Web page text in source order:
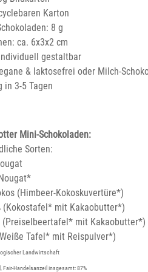
Karton
8 g
ca. 6x3x2 cm
gestaltbar
& laktosefrei oder Milch-
in 3-5 Tagen
Mini-Schokoladen:
Sorten:
(Himbeer-Kokoskuvertüre*)
(Kokostafel* mit Kakaobutter*)
(Preiselbeertafel* mit Kakaobutter*)
Tafel* mit Reispulver*)
Landwirtschaft
Fair-Handelsanzeil insgesamt: 87%